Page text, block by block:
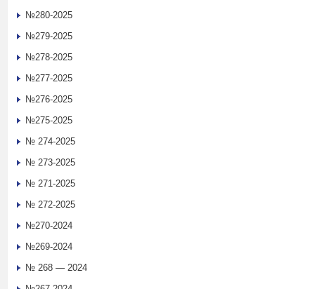
№280-2025
№279-2025
№278-2025
№277-2025
№276-2025
№275-2025
№ 274-2025
№ 273-2025
№ 271-2025
№ 272-2025
№270-2024
№269-2024
№ 268 — 2024